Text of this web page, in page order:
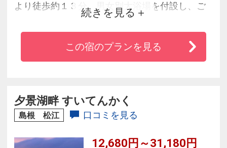
より徒歩約１３分。男女別大浴場を付設し、ご
宿泊のお客様にはバイキング朝食を無料でご用
意いたします。全客室には加湿機能付空気清浄
機と接続無料Ｗｉ-Ｆｉを備えています。お車で
けます。
続きを見る
この宿のプランを見る
夕景湖畔 すいてんかく
島根 松江 口コミを見る
12,680円～31,180円